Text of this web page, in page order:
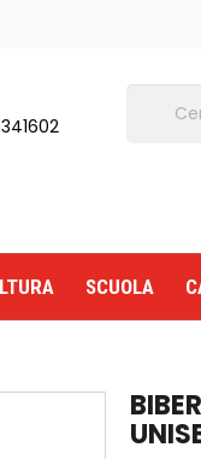
SCUOLA